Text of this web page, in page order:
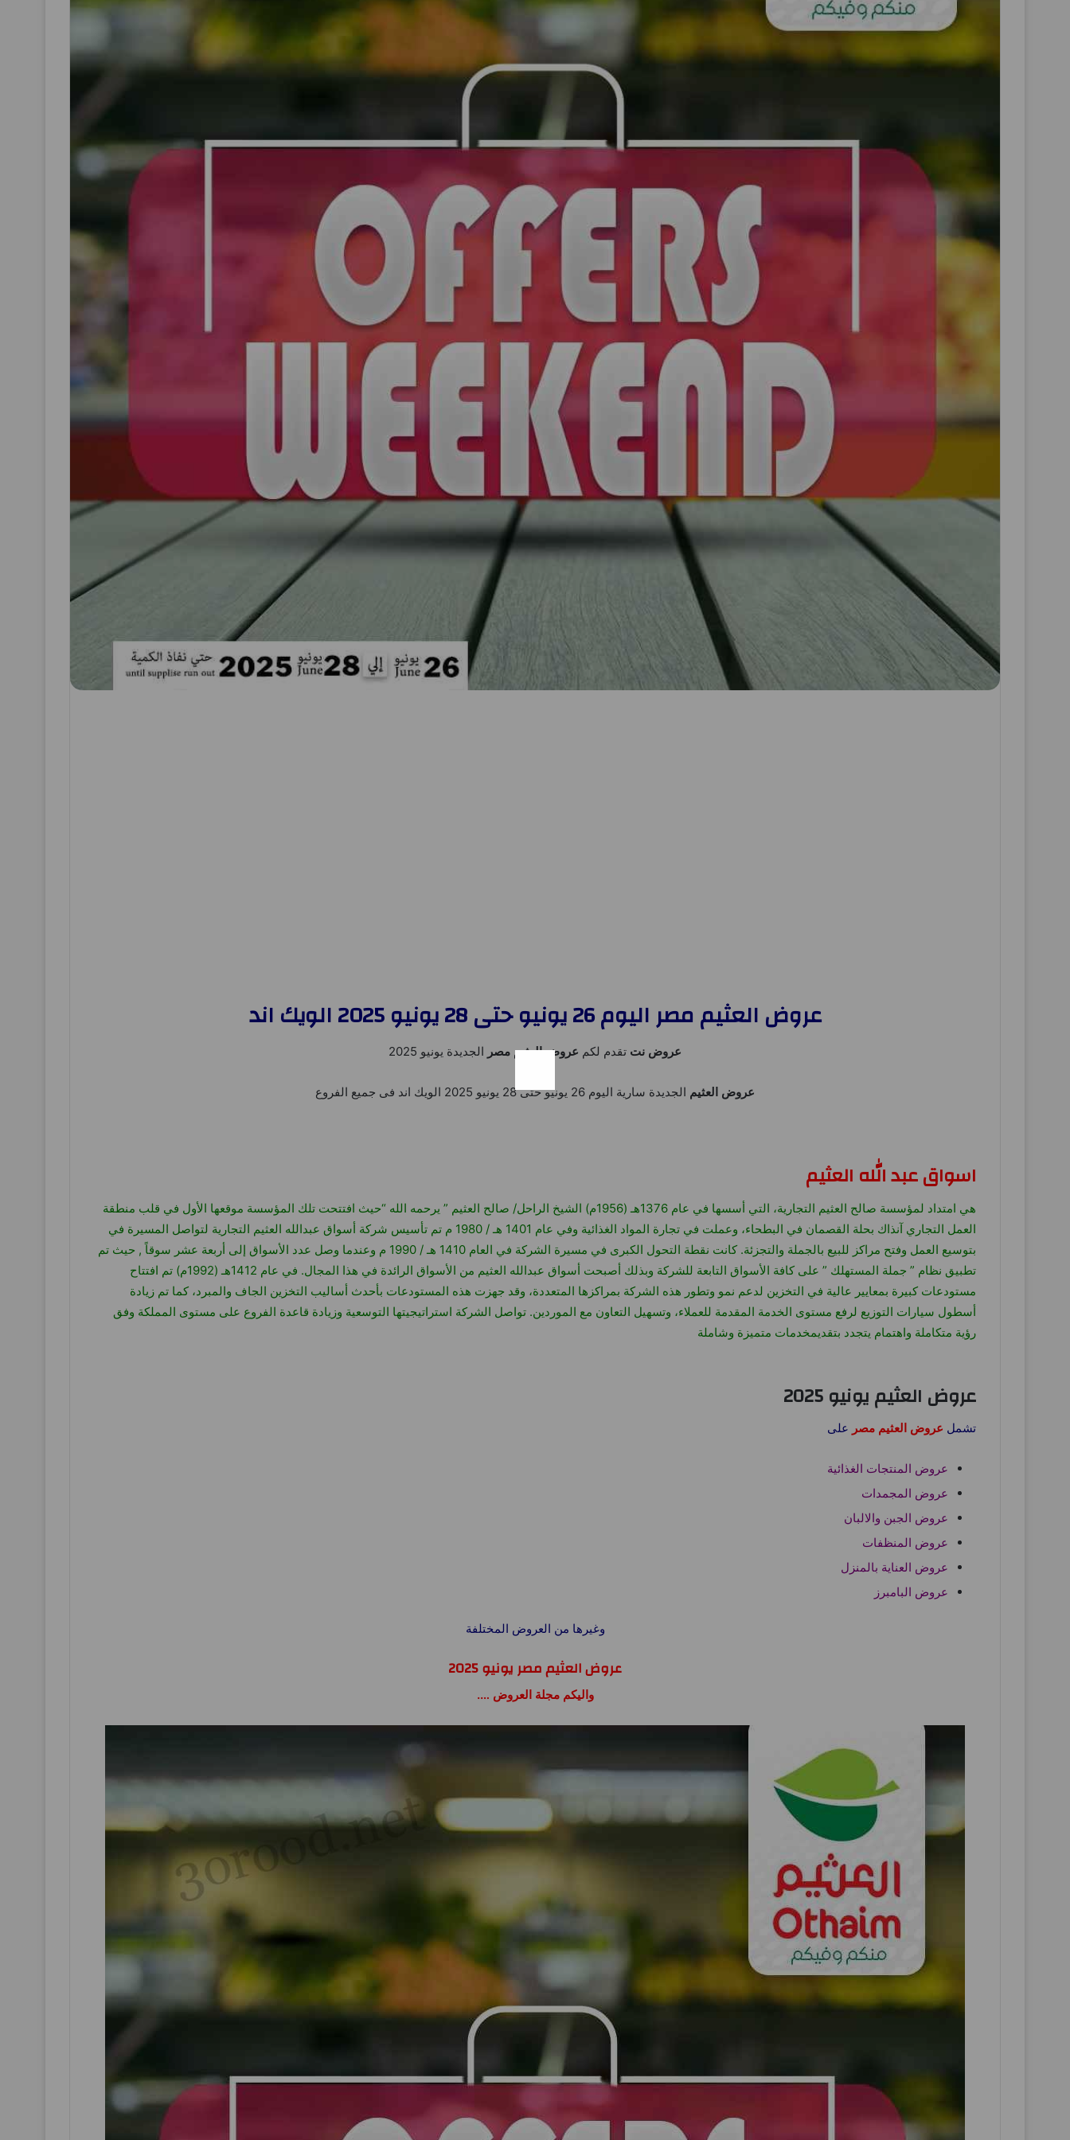
عروض العثيم مصر اليوم 26 يونيو حتى 28 يونيو 2025 الويك اند
عروض نت تقدم لكم عروض العثيم مصر الجديدة يونيو 2025
عروض العثيم الجديدة سارية اليوم 26 يونيو حتى 28 يونيو 2025 الويك اند فى جميع الفروع
اسواق عبد الله العثيم
هي امتداد لمؤسسة صالح العثيم التجارية، التي أسسها في عام 1376هـ (1956م) الشيخ الراحل/ صالح العثيم ” يرحمه الله “حيث افتتحت تلك المؤسسة موقعها الأول في قلب منطقة
العمل التجاري آنذاك بحلة القصمان في البطحاء، وعملت في تجارة المواد الغذائية وفي عام 1401 هـ / 1980 م تم تأسيس شركة أسواق عبدالله العثيم التجارية لتواصل المسيرة في
بتوسيع العمل وفتح مراكز للبيع بالجملة والتجزئة. كانت نقطة التحول الكبرى في مسيرة الشركة في العام 1410 هـ / 1990 م وعندما وصل عدد الأسواق إلى أربعة عشر سوقاً , حيث تم
تطبيق نظام ” جملة المستهلك ” على كافة الأسواق التابعة للشركة وبذلك أصبحت أسواق عبدالله العثيم من الأسواق الرائدة في هذا المجال. في عام 1412هـ (1992م) تم افتتاح
مستودعات كبيرة بمعايير عالية في التخزين لدعم نمو وتطور هذه الشركة بمراكزها المتعددة، وقد جهزت هذه المستودعات بأحدث أساليب التخزين الجاف والمبرد، كما تم زيادة
أسطول سيارات التوزيع لرفع مستوى الخدمة المقدمة للعملاء، وتسهيل التعاون مع الموردين. تواصل الشركة استراتيجيتها التوسعية وزيادة قاعدة الفروع على مستوى المملكة وفق
رؤية متكاملة واهتمام يتجدد بتقديمخدمات متميزة وشاملة
عروض العثيم يونيو 2025
تشمل عروض العثيم مصر على
عروض المنتجات الغذائية
عروض المجمدات
عروض الجبن والالبان
عروض المنظفات
عروض العناية بالمنزل
عروض البامبرز
وغيرها من العروض المختلفة
عروض العثيم مصر يونيو 2025
واليكم مجلة العروض ….